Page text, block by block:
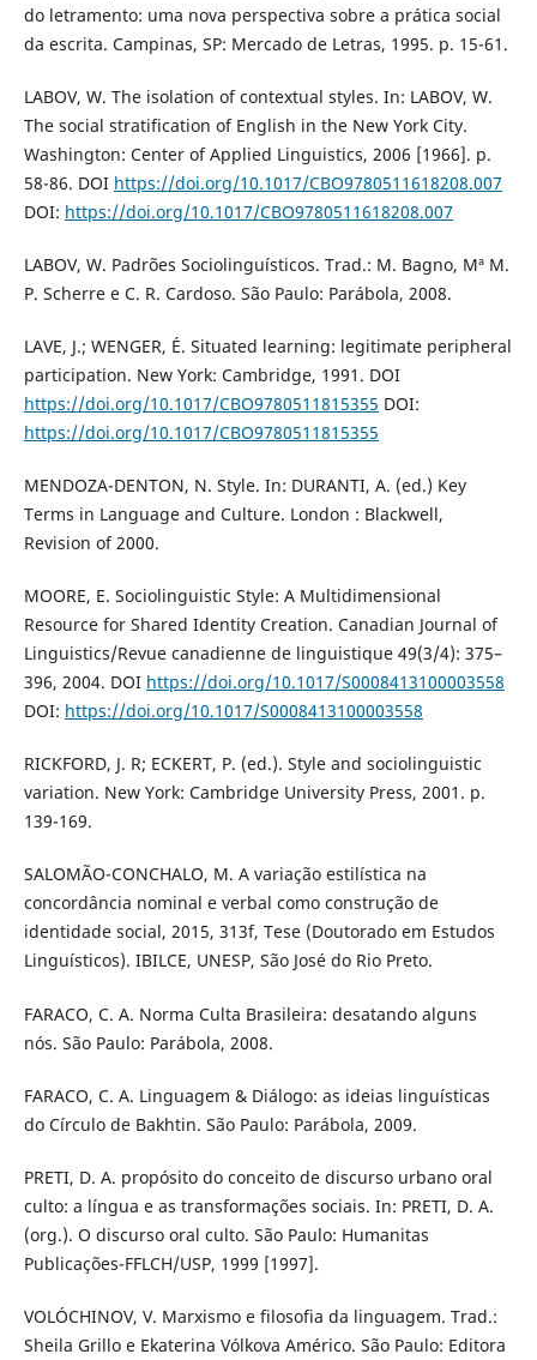
do letramento: uma nova perspectiva sobre a prática social
da escrita. Campinas, SP: Mercado de Letras, 1995. p. 15-61.
LABOV, W. The isolation of contextual styles. In: LABOV, W.
The social stratification of English in the New York City.
Washington: Center of Applied Linguistics, 2006 [1966]. p.
58-86. DOI https://doi.org/10.1017/CBO9780511618208.007
DOI: https://doi.org/10.1017/CBO9780511618208.007
LABOV, W. Padrões Sociolinguísticos. Trad.: M. Bagno, Mª M.
P. Scherre e C. R. Cardoso. São Paulo: Parábola, 2008.
LAVE, J.; WENGER, É. Situated learning: legitimate peripheral
participation. New York: Cambridge, 1991. DOI
https://doi.org/10.1017/CBO9780511815355 DOI:
https://doi.org/10.1017/CBO9780511815355
MENDOZA-DENTON, N. Style. In: DURANTI, A. (ed.) Key
Terms in Language and Culture. London : Blackwell,
Revision of 2000.
MOORE, E. Sociolinguistic Style: A Multidimensional
Resource for Shared Identity Creation. Canadian Journal of
Linguistics/Revue canadienne de linguistique 49(3/4): 375–
396, 2004. DOI https://doi.org/10.1017/S0008413100003558
DOI: https://doi.org/10.1017/S0008413100003558
RICKFORD, J. R; ECKERT, P. (ed.). Style and sociolinguistic
variation. New York: Cambridge University Press, 2001. p.
139-169.
SALOMÃO-CONCHALO, M. A variação estilística na
concordância nominal e verbal como construção de
identidade social, 2015, 313f, Tese (Doutorado em Estudos
Linguísticos). IBILCE, UNESP, São José do Rio Preto.
FARACO, C. A. Norma Culta Brasileira: desatando alguns
nós. São Paulo: Parábola, 2008.
FARACO, C. A. Linguagem & Diálogo: as ideias linguísticas
do Círculo de Bakhtin. São Paulo: Parábola, 2009.
PRETI, D. A. propósito do conceito de discurso urbano oral
culto: a língua e as transformações sociais. In: PRETI, D. A.
(org.). O discurso oral culto. São Paulo: Humanitas
Publicações-FFLCH/USP, 1999 [1997].
VOLÓCHINOV, V. Marxismo e filosofia da linguagem. Trad.:
Sheila Grillo e Ekaterina Vólkova Américo. São Paulo: Editora